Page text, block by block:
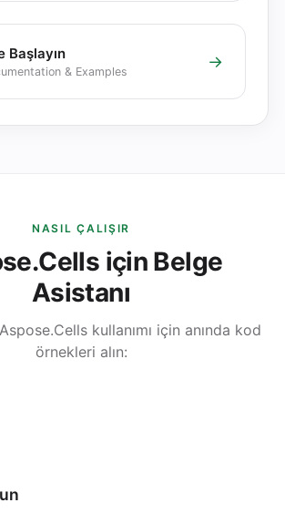
Başlayın
& Examples
→
NASIL ÇALIŞIR
için Belge
Asistanı
kullanımı için anında kod
örnekleri alın: